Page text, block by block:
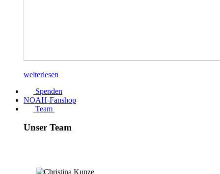
weiterlesen
Spenden
NOAH-Fanshop
Team
Unser Team